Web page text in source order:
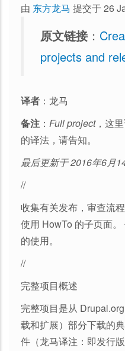
由 东方龙马 提交于 26
原文链接：
projects and
译者 ：龙马
备注 ： Full project，这
的译法，请告知。
最后更新于 2016年6月14
//
收集有关发布，审查流
使用 HowTo 的子页面
的使用。
//
完整项目概述
完整项目是从 Drupal.org
载和扩展）部分下载的
件（龙马译注：即发行